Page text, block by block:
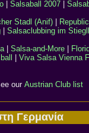
Salsaball 2007
Stadl (Anif)
Republic
Salsaclubbing im
| Salsa-and-More
Viva Salsa Vienna
our Austrian Club list
Γερμανία